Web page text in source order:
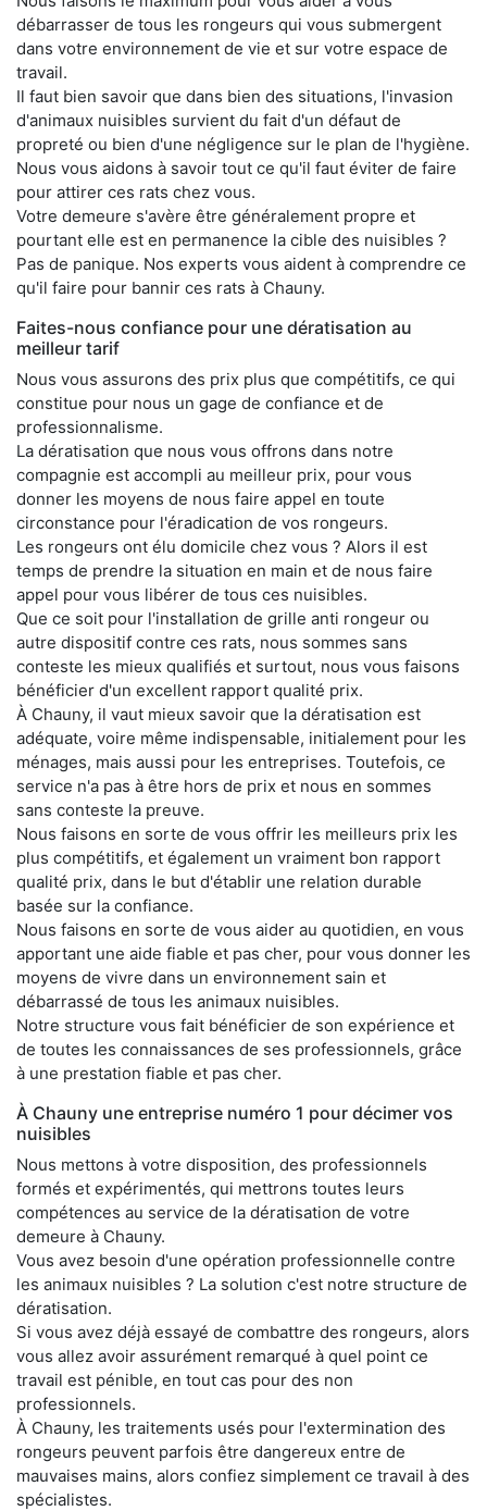
débarrasser de tous les rongeurs qui vous submergent
dans votre environnement de vie et sur votre espace de
travail.
Il faut bien savoir que dans bien des situations, l'invasion
d'animaux nuisibles survient du fait d'un défaut de
propreté ou bien d'une négligence sur le plan de l'hygiène.
Nous vous aidons à savoir tout ce qu'il faut éviter de faire
pour attirer ces rats chez vous.
Votre demeure s'avère être généralement propre et
pourtant elle est en permanence la cible des nuisibles ?
Pas de panique. Nos experts vous aident à comprendre ce
qu'il faire pour bannir ces rats à Chauny.
Faites-nous confiance pour une dératisation au
meilleur tarif
Nous vous assurons des prix plus que compétitifs, ce qui
constitue pour nous un gage de confiance et de
professionnalisme.
La dératisation que nous vous offrons dans notre
compagnie est accompli au meilleur prix, pour vous
donner les moyens de nous faire appel en toute
circonstance pour l'éradication de vos rongeurs.
Les rongeurs ont élu domicile chez vous ? Alors il est
temps de prendre la situation en main et de nous faire
appel pour vous libérer de tous ces nuisibles.
Que ce soit pour l'installation de grille anti rongeur ou
autre dispositif contre ces rats, nous sommes sans
conteste les mieux qualifiés et surtout, nous vous faisons
bénéficier d'un excellent rapport qualité prix.
À Chauny, il vaut mieux savoir que la dératisation est
adéquate, voire même indispensable, initialement pour les
ménages, mais aussi pour les entreprises. Toutefois, ce
service n'a pas à être hors de prix et nous en sommes
sans conteste la preuve.
Nous faisons en sorte de vous offrir les meilleurs prix les
plus compétitifs, et également un vraiment bon rapport
qualité prix, dans le but d'établir une relation durable
basée sur la confiance.
Nous faisons en sorte de vous aider au quotidien, en vous
apportant une aide fiable et pas cher, pour vous donner les
moyens de vivre dans un environnement sain et
débarrassé de tous les animaux nuisibles.
Notre structure vous fait bénéficier de son expérience et
de toutes les connaissances de ses professionnels, grâce
à une prestation fiable et pas cher.
À Chauny une entreprise numéro 1 pour décimer vos
nuisibles
Nous mettons à votre disposition, des professionnels
formés et expérimentés, qui mettrons toutes leurs
compétences au service de la dératisation de votre
demeure à Chauny.
Vous avez besoin d'une opération professionnelle contre
les animaux nuisibles ? La solution c'est notre structure de
dératisation.
Si vous avez déjà essayé de combattre des rongeurs, alors
vous allez avoir assurément remarqué à quel point ce
travail est pénible, en tout cas pour des non
professionnels.
À Chauny, les traitements usés pour l'extermination des
rongeurs peuvent parfois être dangereux entre de
mauvaises mains, alors confiez simplement ce travail à des
spécialistes.